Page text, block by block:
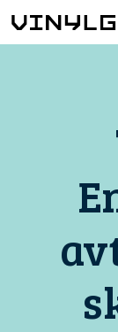
till